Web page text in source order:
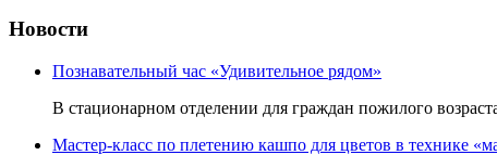
Новости
Познавательный час «Удивительное рядом»
В стационарном отделении для граждан пожилого
Мастер-класс по плетению кашпо для цветов в технике